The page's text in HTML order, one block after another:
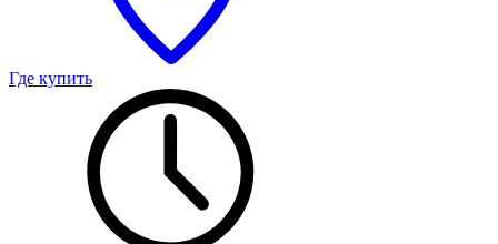
Где купить